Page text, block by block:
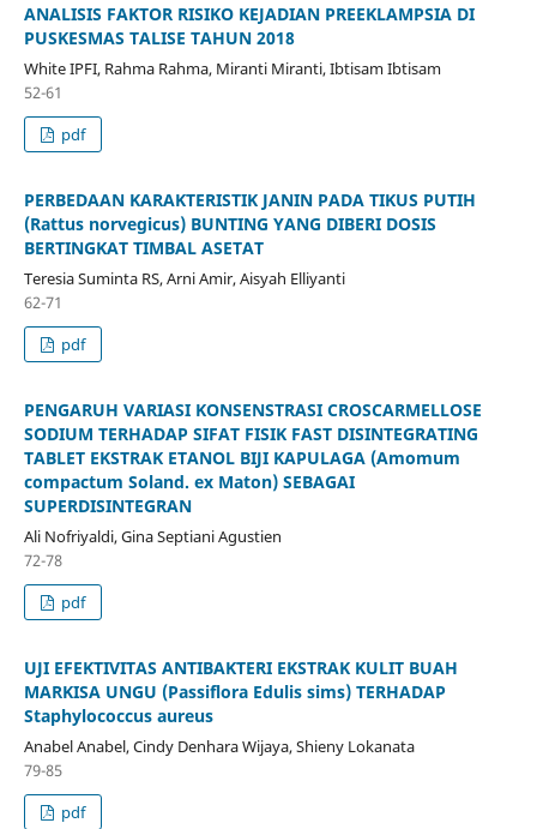
ANALISIS FAKTOR RISIKO KEJADIAN PREEKLAMPSIA DI
PUSKESMAS TALISE TAHUN 2018
White IPFI, Rahma Rahma, Miranti Miranti, Ibtisam Ibtisam
52-61
pdf
PERBEDAAN KARAKTERISTIK JANIN PADA TIKUS PUTIH
(Rattus norvegicus) BUNTING YANG DIBERI DOSIS
BERTINGKAT TIMBAL ASETAT
Teresia Suminta RS, Arni Amir, Aisyah Elliyanti
62-71
pdf
PENGARUH VARIASI KONSENSTRASI CROSCARMELLOSE
SODIUM TERHADAP SIFAT FISIK FAST DISINTEGRATING
TABLET EKSTRAK ETANOL BIJI KAPULAGA (Amomum
compactum Soland. ex Maton) SEBAGAI
SUPERDISINTEGRAN
Ali Nofriyaldi, Gina Septiani Agustien
72-78
pdf
UJI EFEKTIVITAS ANTIBAKTERI EKSTRAK KULIT BUAH
MARKISA UNGU (Passiflora Edulis sims) TERHADAP
Staphylococcus aureus
Anabel Anabel, Cindy Denhara Wijaya, Shieny Lokanata
79-85
pdf